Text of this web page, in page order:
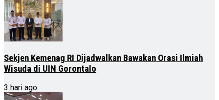
Sekjen Kemenag RI Dijadwalkan Bawakan Orasi Ilmiah
Wisuda di UIN Gorontalo
3 hari ago